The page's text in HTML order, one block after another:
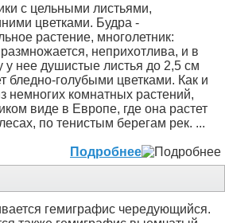
с цельными листьями,
цветками. Будра -
растение, многолетник:
размножается, неприхотлива, и в
у нее душистые листья до 2,5 см
бледно-голубыми цветками. Как и
немногих комнатных растений,
виде в Европе, где она растет
по тенистым берегам рек. ...
Подробнее
гемиграфис чередующийся.